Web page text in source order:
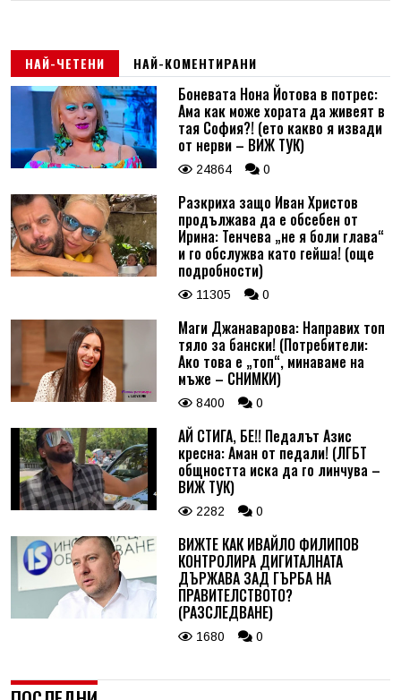
НАЙ-ЧЕТЕНИ НАЙ-КОМЕНТИРАНИ
Боневата Нона Йотова в потрес:
Ама как може хората да живеят в
тая София?! (ето какво я извади
от нерви – ВИЖ ТУК)
24864 0
Разкриха защо Иван Христов
продължава да е обсебен от
Ирина: Тенчева „не я боли глава“
и го обслужва като гейша! (още
подробности)
11305 0
Маги Джанаварова: Направих топ
тяло за бански! (Потребители:
Ако това е „топ“, минаваме на
мъже – СНИМКИ)
8400 0
АЙ СТИГА, БЕ!! Педалът Азис
кресна: Аман от педали! (ЛГБТ
общността иска да го линчува –
ВИЖ ТУК)
2282 0
ВИЖТЕ КАК ИВАЙЛО ФИЛИПОВ
КОНТРОЛИРА ДИГИТАЛНАТА
ДЪРЖАВА ЗАД ГЪРБА НА
ПРАВИТЕЛСТВОТО?
(РАЗСЛЕДВАНЕ)
1680 0